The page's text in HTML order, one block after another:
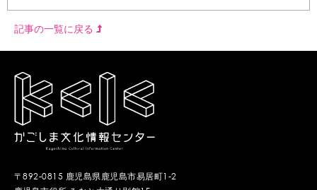
記事の一覧に戻る
〒892-0815 鹿児島県鹿児島市易居町1-2